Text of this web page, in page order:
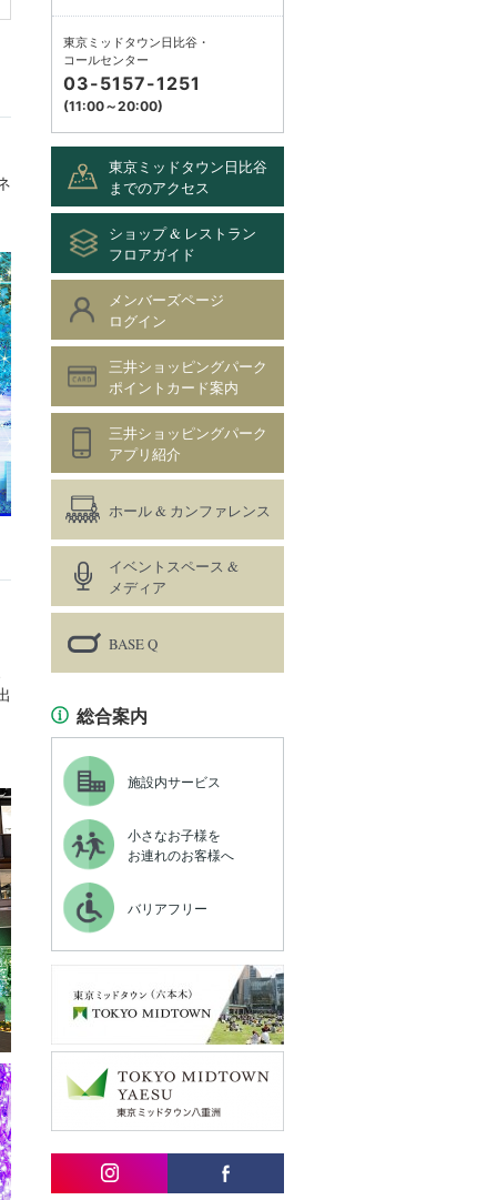
東京ミッドタウン日比谷・
コールセンター
03-5157-1251
(11:00～20:00)
東京ミッドタウン日比谷
までのアクセス
ショップ & レストラン
フロアガイド
メンバーズページ
ログイン
三井ショッピングパーク
ポイントカード案内
三井ショッピングパーク
アプリ紹介
ホール & カンファレンス
イベントスペース &
メディア
BASE Q
総合案内
施設内サービス
小さなお子様を
お連れのお客様へ
バリアフリー